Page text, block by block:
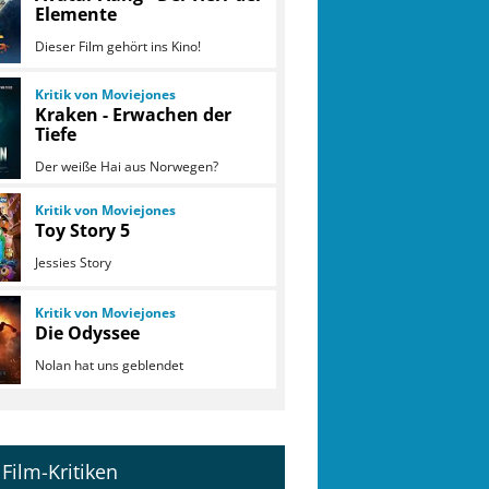
Elemente
Dieser Film gehört ins Kino!
Kritik von Moviejones
Kraken - Erwachen der
Tiefe
Der weiße Hai aus Norwegen?
Kritik von Moviejones
Toy Story 5
Jessies Story
Kritik von Moviejones
Die Odyssee
Nolan hat uns geblendet
Kritiken